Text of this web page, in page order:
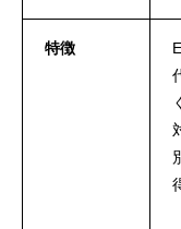
特徴